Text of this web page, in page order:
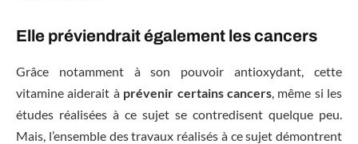
Elle préviendrait également les cancers
Grâce notamment à son pouvoir antioxydant, cette
vitamine aiderait à prévenir certains cancers, même si les
études réalisées à ce sujet se contredisent quelque peu.
Mais, l’ensemble des travaux réalisés à ce sujet démontrent